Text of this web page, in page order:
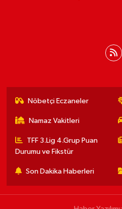
Nöbetçi Eczaneler
Namaz Vakitleri
TFF 3.Lig 4.Grup Puan
Durumu ve Fikstür
Son Dakika Haberleri